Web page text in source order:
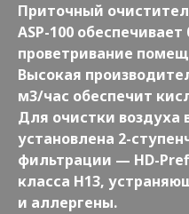
Приточный
ASP-100 обеспечивает
проветривание
Высокая
м3/час обеспечит
Для очистки воздуха
установлена 2-
фильтрации — HD-
класса H13,
и аллергены.